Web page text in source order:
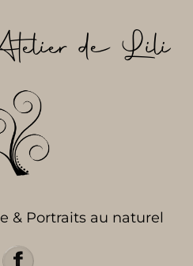
de Lili
& Portraits au naturel